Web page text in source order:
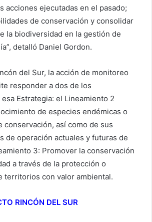
acciones ejecutadas en el pasado;
de conservación y consolidar
la biodiversidad en la gestión de
detalló Daniel Gordon.
del Sur, la acción de monitoreo
responder a dos de los
Estrategia: el Lineamiento 2
de especies endémicas o
conservación, así como de sus
de operación actuales y futuras de
3: Promover la conservación
a través de la protección o
territorios con valor ambiental.
RINCÓN DEL SUR